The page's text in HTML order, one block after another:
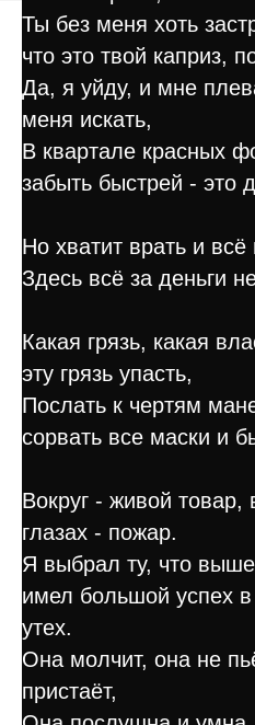
Ты без меня хоть
что это твой каприз,
Да, я уйду, и мне
меня искать,
В квартале красных
забыть быстрей - это
Но хватит врать и всё
Здесь всё за деньги
Какая грязь, какая
эту грязь упасть,
Послать к чертям
сорвать все маски и
Вокруг - живой
глазах - пожар.
Я выбрал ту, что
имел большой успех
утех.
Она молчит, она не
пристаёт,